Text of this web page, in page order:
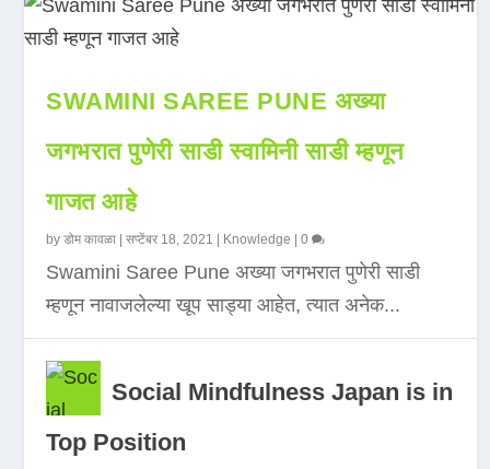
SWAMINI SAREE PUNE अख्या
जगभरात पुणेरी साडी स्वामिनी साडी म्हणून
गाजत आहे
byडोम कावळा |सप्टेंबर 18, 2021 Knowledge |0
Swamini Saree Pune अख्या जगभरात पुणेरी साडी
म्हणून नावाजलेल्या खूप साड्या आहेत, त्यात अनेक...
Social Mindfulness Japan is in
Top Position